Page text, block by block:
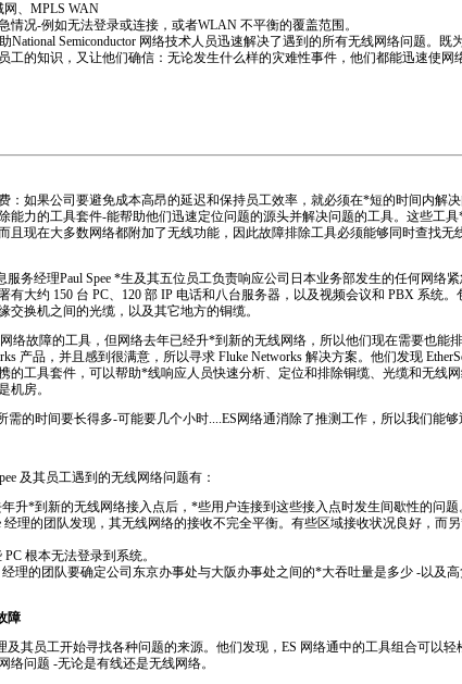
网、MPLS WAN
情况-例如无法登录或连接，或者WLAN 不平衡的覆盖范围。
National Semiconductor 网络技术人员迅速解决了遇到的所有无线网络问题。既
工的知识，又让他们确信：无论发生什么样的灾难性事件，他们都能迅速使网
：如果公司要避免成本高昂的延迟和保持员工效率，就必须在*短的时间内解
能力的工具套件-能帮助他们迅速定位问题的源头并解决问题的工具。这些工具
且现在大多数网络都附加了无线功能，因此故障排除工具必须能够同时查找无
服务经理Paul Spee *生及其五位员工负责响应公司日本业务部发生的任何网络
大约 150 台 PC、120 部 IP 电话和八台服务器，以及视频会议和 PBX 系统。
换机之间的光缆，以及其它地方的铜缆。
络故障的工具，但网络去年已经升*到新的无线网络，所以他们现在需要也能
产品，并且感到很满意，所以寻求 Fluke Networks 解决方案。他们发现
的工具套件，可以帮助*线响应人员快速分析、定位和排除铜缆、光缆和无线
机房。
需的时间要长得多-可能要几个小时....ES网络通消除了推测工作，所以我们能
及其员工遇到的无线网络问题有：
升*到新的无线网络接入点后， *些用户连接到这些接入点时发生间歇性的问题
经理的团队发现，其无线网络的接收不完全平衡。有些区域接收状况良好，而另
根本无法登录到系统。
理的团队要确定公司东京办事处与大阪办事处之间的*大吞吐量是多少 -以及
障
及其员工开始寻找各种问题的来源。他们发现，ES 网络通中的工具组合可以
问题 -无论是有线还是无线网络。